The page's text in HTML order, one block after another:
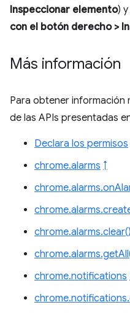
Inspeccionar elemento)
con el botón derecho >
Más información
Para obtener información
de las APIs presentadas
Declara los permisos
chrome.alarms ↑
chrome.alarms.clear()
chrome.notifications